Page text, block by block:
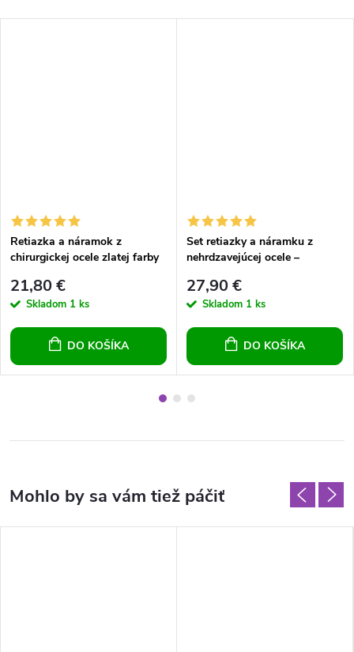
Retiazka a náramok z
chirurgickej ocele zlatej farby
21,80 €
Skladom 1 ks
DO KOŠÍKA
Set retiazky a náramku z
nehrdzavejúcej ocele –
27,90 €
Skladom 1 ks
DO KOŠÍKA